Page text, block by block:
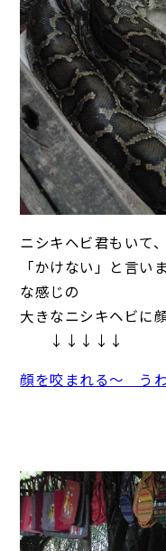
ニシキヘビ君もいて
「かけない」と言い
な感じの
大きなニシキヘビに
↓↓↓↓↓
顔を咬まれる～ う